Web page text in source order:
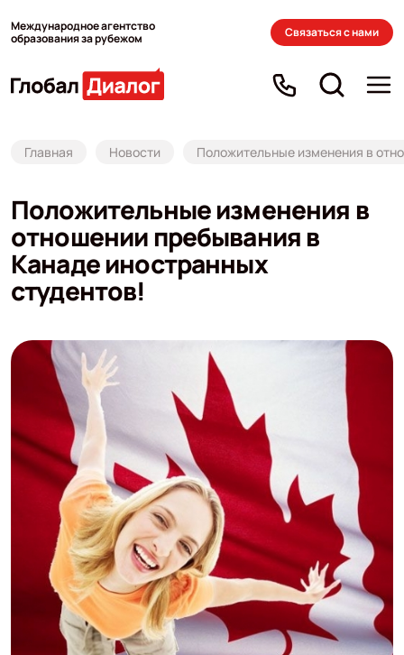
Международное агентство
образования за рубежом
Связаться с нами
Главная Новости Положительные изменения в
Положительные изменения в
отношении пребывания в
Канаде иностранных
студентов!